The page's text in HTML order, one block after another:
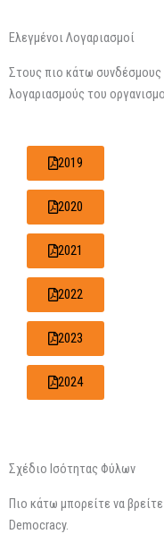
Ελεγμένοι Λογαριασμοί
Στους πιο κάτω συνδέσμους
λογαριασμούς του
2019
2020
2021
2022
2023
2024
Σχέδιο Ισότητας Φύλων
Πιο κάτω μπορείτε να
Democracy.